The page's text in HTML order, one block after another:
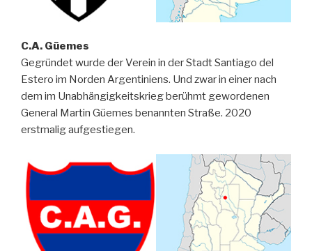
C.A. Güemes
Gegründet wurde der Verein in der Stadt Santiago del
Estero im Norden Argentiniens. Und zwar in einer nach
dem im Unabhängigkeitskrieg berühmt gewordenen
General Martin Güemes benannten Straße. 2020
erstmalig aufgestiegen.